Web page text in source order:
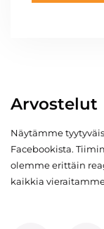
Arvostelut
Näytämme
Facebookista.
olemme erittäin
kaikkia